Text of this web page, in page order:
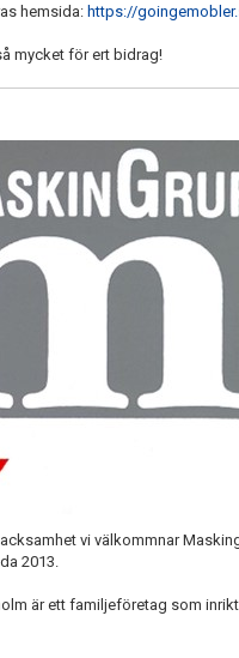
hemsida:https://
mycket för ert bidrag!
vi välkommnar
2013.
är ett familjeföretag som